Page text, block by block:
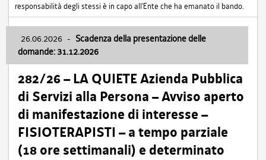
responsabilità degli stessi è in capo all'Ente che ha emanato il bando.
26.06.2026 - Scadenza della presentazione delle
domande: 31.12.2026
282/26 – LA QUIETE Azienda Pubblica
di Servizi alla Persona – Avviso aperto
di manifestazione di interesse –
FISIOTERAPISTI – a tempo parziale
(18 ore settimanali) e determinato